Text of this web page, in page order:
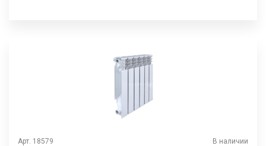
Арт. 18579 В наличии